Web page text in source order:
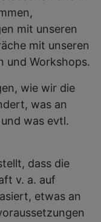
mit unseren
mit unseren
und Workshops.
wie wir die
was an
was evtl.
dass die
v. a. auf
etwas an